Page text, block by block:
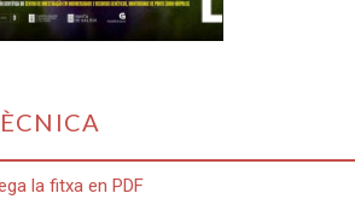
la fitxa en PDF